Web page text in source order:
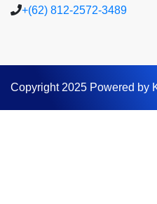
+(62) 812-2572-3489
Copyright 2025 Powered by